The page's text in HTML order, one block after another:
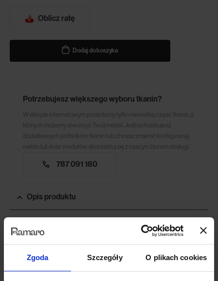
Zgoda Szczegóły O plikach cookies
Oblicz ratę
Dodaj do koszyka
Potrzebujesz większego wyboru tkanin?
W sklepie internetowym posiadamy tylko niewielką część tkanin, z
których możemy stworzyć Twój mebel. Jeśli potrzebujesz
dodatkowych próbników tkanin lub chcesz zmienić konfigurację
mebla lub ilość modułów skontaktuj się z naszym biurem obsługi.
787 091 180
Opis produktu
Dywany z kolekcji Outdoor & Indoor wykonane są z najwyższej
łatwe utrzymanie. Dodatkowo wyróżnia je wysoka odporność na